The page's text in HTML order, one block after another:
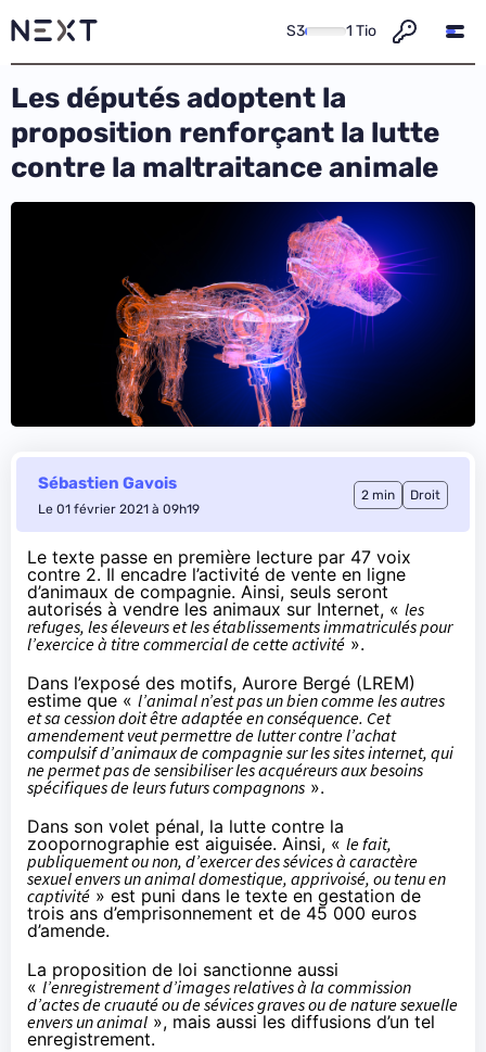
S3 1 Tio
Les députés adoptent la
proposition renforçant la lutte
contre la maltraitance animale
Sébastien Gavois
Le 01 février 2021 à 09h19
2 min Droit
Le texte passe en première lecture par 47 voix
contre 2. Il encadre l’activité de vente en ligne
d’animaux de compagnie. Ainsi, seuls seront
autorisés à vendre les animaux sur Internet, « les
refuges, les éleveurs et les établissements immatriculés pour
l’exercice à titre commercial de cette activité ».
Dans l’exposé des motifs, Aurore Bergé (LREM)
estime que « l’animal n’est pas un bien comme les autres
et sa cession doit être adaptée en conséquence. Cet
amendement veut permettre de lutter contre l’achat
compulsif d’animaux de compagnie sur les sites internet, qui
ne permet pas de sensibiliser les acquéreurs aux besoins
spécifiques de leurs futurs compagnons ».
Dans son volet pénal, la lutte contre la
zoopornographie est aiguisée. Ainsi, « le fait,
publiquement ou non, d’exercer des sévices à caractère
sexuel envers un animal domestique, apprivoisé, ou tenu en
captivité » est puni dans le texte en gestation de
trois ans d’emprisonnement et de 45 000 euros
d’amende.
La proposition de loi sanctionne aussi
« l’enregistrement d’images relatives à la commission
d’actes de cruauté ou de sévices graves ou de nature sexuelle
envers un animal », mais aussi les diffusions d’un tel
enregistrement.